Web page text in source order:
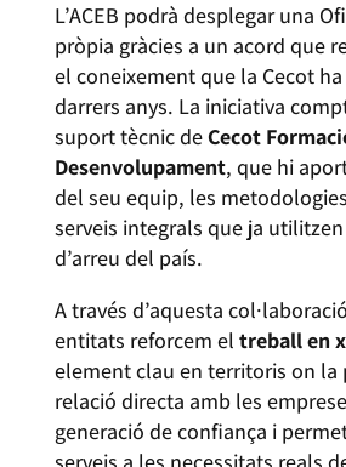
L’ACEB podrà desplegar una
pròpia gràcies a un acord que
el coneixement que la Cecot
darrers anys. La iniciativa
suport tècnic deCecot
Desenvolupament, que hi
del seu equip, les
serveis integrals que ja
d’arreu del país.
A través d’aquesta
entitats reforcem el treball en
element clau en territoris on la
relació directa amb les
generació de confiança i